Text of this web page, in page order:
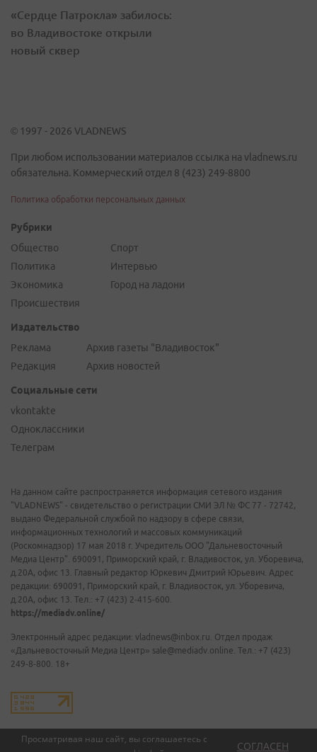
Просматривая наш сайт, вы соглашаетесь с
СОГЛАСЕН
«Сердце Патрокла» забилось:
во Владивостоке открыли
новый сквер
© 1997 - 2026 VLADNEWS
При любом использовании материалов ссылка на vladnews.ru
обязательна. Коммерческий отдел 8 (423) 249-8800
Политика обработки персональных данных
Рубрики
Общество
Политика
Экономика
Происшествия
Спорт
Интервью
Город на ладони
Издательство
Реклама
Редакция
Архив газеты "Владивосток"
Архив новостей
Социальные сети
vkontakte
Одноклассники
Телеграм
На данном сайте распространяется информация сетевого издания
"VLADNEWS" - свидетельство о регистрации СМИ ЭЛ № ФС 77 - 72742,
выдано Федеральной службой по надзору в сфере связи,
информационных технологий и массовых коммуникаций
(Роскомнадзор) 17 мая 2018 г. Учредитель ООО "Дальневосточный
Медиа Центр". 690091, Приморский край, г. Владивосток, ул. Уборевича,
д.20А, офис 13. Главный редактор Юркевич Дмитрий Юрьевич. Адрес
редакции: 690091, Приморский край, г. Владивосток, ул. Уборевича,
д.20А, офис 13. Тел.: +7 (423) 2-415-600.
https://mediadv.online/
Электронный адрес редакции: vladnews@inbox.ru. Отдел продаж
«Дальневосточный Медиа Центр» sale@mediadv.online. Тел.: +7 (423)
249-8-800. 18+